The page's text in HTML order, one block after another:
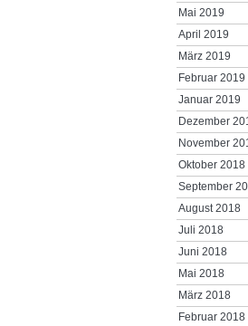
Mai 2019
April 2019
März 2019
Februar 2019
Januar 2019
Dezember
November
Oktober 2018
September
August 2018
Juli 2018
Juni 2018
Mai 2018
März 2018
Februar 2018